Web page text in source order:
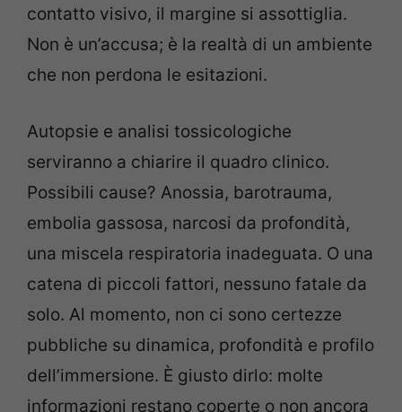
contatto visivo, il margine si assottiglia.
Non è un’accusa; è la realtà di un ambiente
che non perdona le esitazioni.
Autopsie e analisi tossicologiche
serviranno a chiarire il quadro clinico.
Possibili cause? Anossia, barotrauma,
embolia gassosa, narcosi da profondità,
una miscela respiratoria inadeguata. O una
catena di piccoli fattori, nessuno fatale da
solo. Al momento, non ci sono certezze
pubbliche su dinamica, profondità e profilo
dell’immersione. È giusto dirlo: molte
informazioni restano coperte o non ancora